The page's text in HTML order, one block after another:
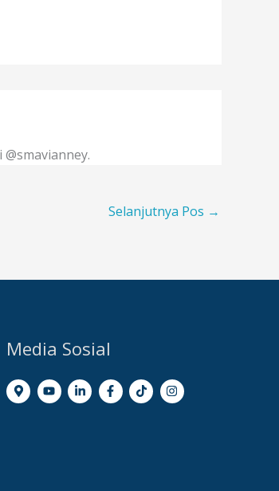
Selanjutnya Pos →
Media Sosial